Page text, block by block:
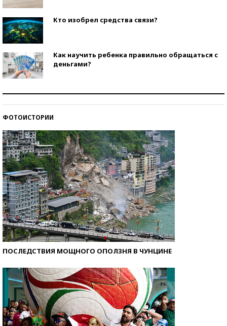
Кто изобрел средства связи?
Как научить ребенка правильно обращаться с
деньгами?
ФОТОИСТОРИИ
ПОСЛЕДСТВИЯ МОЩНОГО ОПОЛЗНЯ В ЧУНЦИНЕ